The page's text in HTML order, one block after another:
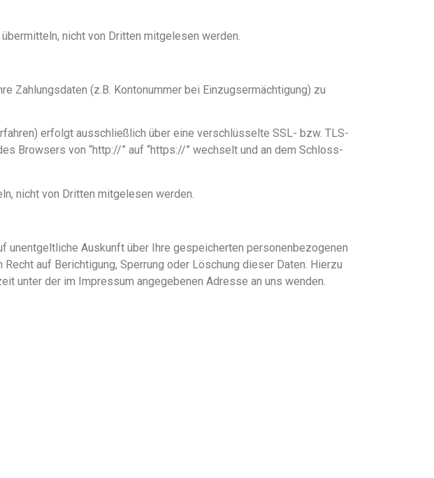
nicht von Dritten mitgelesen werden.
Zahlungsdaten (z.B. Kontonummer bei Einzugsermächtigung) zu
erfolgt ausschließlich über eine verschlüsselte SSL- bzw. TLS-
Browsers von “http://” auf “https://” wechselt und an dem Schloss-
nicht von Dritten mitgelesen werden.
unentgeltliche Auskunft über Ihre gespeicherten personenbezogenen
auf Berichtigung, Sperrung oder Löschung dieser Daten. Hierzu
unter der im Impressum angegebenen Adresse an uns wenden.